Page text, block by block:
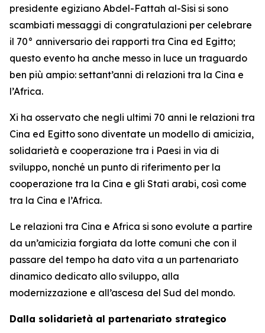
presidente egiziano Abdel-Fattah al-Sisi si sono
scambiati messaggi di congratulazioni per celebrare
il 70° anniversario dei rapporti tra Cina ed Egitto;
questo evento ha anche messo in luce un traguardo
ben più ampio: settant’anni di relazioni tra la Cina e
l’Africa.
Xi ha osservato che negli ultimi 70 anni le relazioni tra
Cina ed Egitto sono diventate un modello di amicizia,
solidarietà e cooperazione tra i Paesi in via di
sviluppo, nonché un punto di riferimento per la
cooperazione tra la Cina e gli Stati arabi, così come
tra la Cina e l’Africa.
Le relazioni tra Cina e Africa si sono evolute a partire
da un’amicizia forgiata da lotte comuni che con il
passare del tempo ha dato vita a un partenariato
dinamico dedicato allo sviluppo, alla
modernizzazione e all’ascesa del Sud del mondo.
Dalla solidarietà al partenariato strategico